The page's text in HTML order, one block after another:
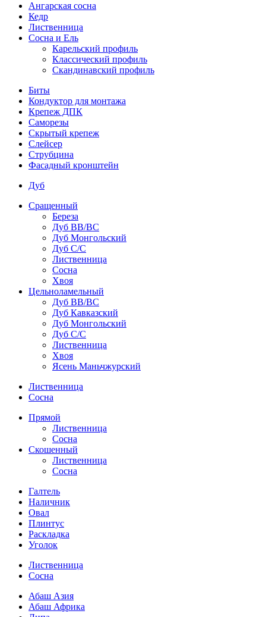
Ангарская сосна
Кедр
Лиственница
Сосна и Ель
Карельский профиль
Классический профиль
Скандинавский профиль
Биты
Кондуктор для монтажа
Крепеж ДПК
Саморезы
Скрытый крепеж
Слейсер
Струбцина
Фасадный кронштейн
Дуб
Сращенный
Береза
Дуб ВВ/ВС
Дуб Монгольский
Дуб С/С
Лиственница
Сосна
Хвоя
Цельноламельный
Дуб ВВ/ВС
Дуб Кавказский
Дуб Монгольский
Дуб С/С
Лиственница
Хвоя
Ясень Маньчжурский
Лиственница
Сосна
Прямой
Лиственница
Сосна
Скошенный
Лиственница
Сосна
Галтель
Наличник
Овал
Плинтус
Раскладка
Уголок
Лиственница
Сосна
Абаш Азия
Абаш Африка